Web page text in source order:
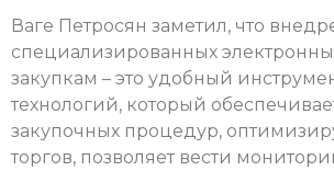
Ваге Петросян заметил, что
специализированных
закупкам – это удобный
технологий, который
закупочных процедур,
торгов, позволяет вести